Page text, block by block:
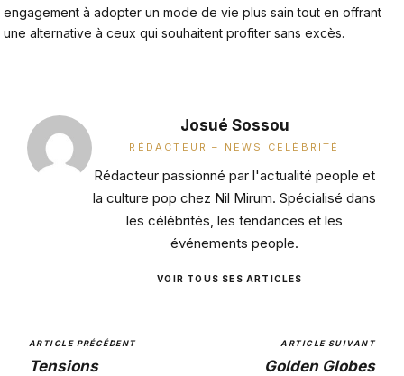
engagement à adopter un mode de vie plus sain tout en offrant
une alternative à ceux qui souhaitent profiter sans excès.
Josué Sossou
RÉDACTEUR – NEWS CÉLÉBRITÉ
Rédacteur passionné par l'actualité people et
la culture pop chez Nil Mirum. Spécialisé dans
les célébrités, les tendances et les
événements people.
VOIR TOUS SES ARTICLES
ARTICLE PRÉCÉDENT
Tensions
ARTICLE SUIVANT
Golden Globes